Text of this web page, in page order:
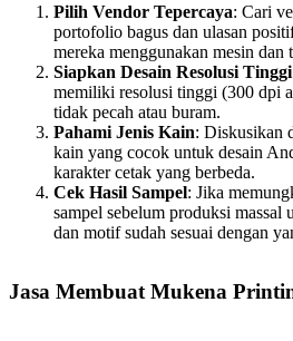
Pilih Vendor Tepercaya: Cari
portofolio bagus dan ulasan
mereka menggunakan mesin dan
Siapkan Desain Resolusi Tinggi
memiliki resolusi tinggi (300 dpi
tidak pecah atau buram.
Pahami Jenis Kain: Diskusikan
kain yang cocok untuk desain
karakter cetak yang berbeda.
Cek Hasil Sampel: Jika
sampel sebelum produksi massal
dan motif sudah sesuai dengan
Jasa Membuat Mukena